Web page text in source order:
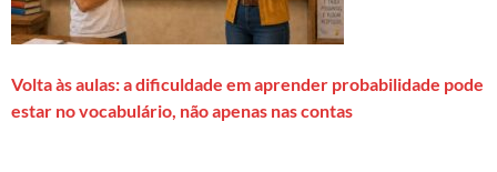
Volta às aulas: a dificuldade em aprender probabilidade pode
estar no vocabulário, não apenas nas contas